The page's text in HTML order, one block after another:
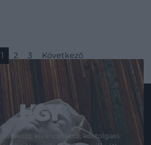
1 2 3 Következő
kíváncsiskodj, kóstolgass